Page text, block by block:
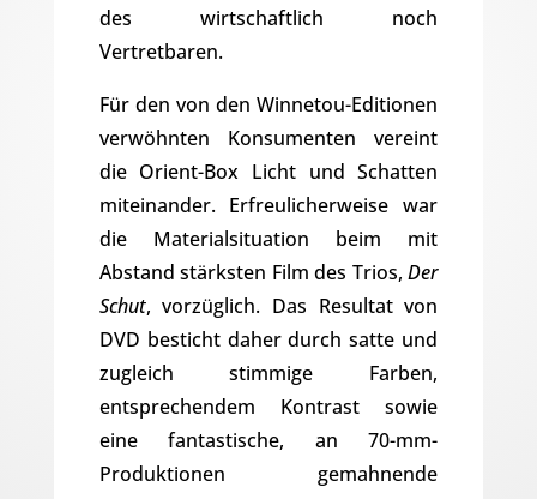
des wirtschaftlich noch
Vertretbaren.
Für den von den Winnetou-Editionen
verwöhnten Konsumenten vereint
die Orient-Box Licht und Schatten
miteinander. Erfreulicherweise war
die Materialsituation beim mit
Abstand stärksten Film des Trios,Der
Schut, vorzüglich. Das Resultat von
DVD besticht daher durch satte und
zugleich stimmige Farben,
entsprechendem Kontrast sowie
eine fantastische, an 70-mm-
Produktionen gemahnende